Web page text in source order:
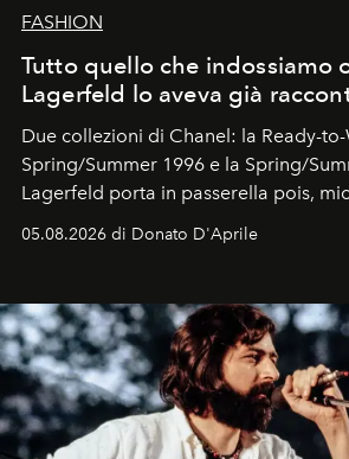
FASHION
Tutto quello che indossiamo
Lagerfeld lo aveva già
Due collezioni di Chanel: la Ready-
Spring/Summer 1996 e la Spring/
Lagerfeld porta in passerella pois,
logomania pensata per la spiaggia
Kate, Claudia e Carla una dietro
uno dei documenti più
05.08.2026 di Donato D'Aprile